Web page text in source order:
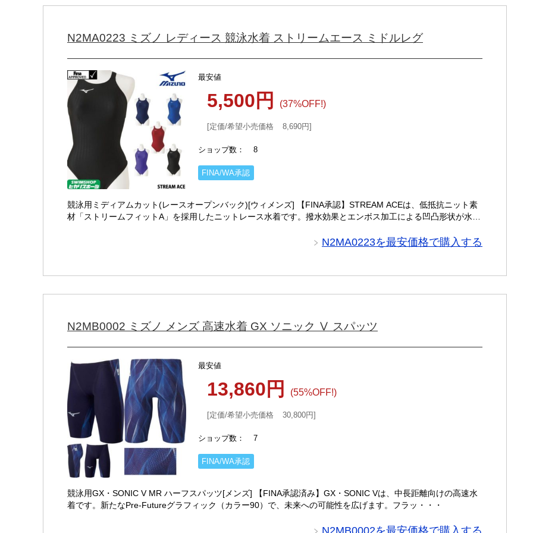
N2MA0223 ミズノ レディース 競泳水着 ストリームエース ミドルレグ
最安値
5,500円 (37%OFF!)
定価/希望小売価格 8,690円
ショップ数 8
FINA/WA承認
競泳用ミディアムカット(レースオープンバック)[ウィメンズ] 【FINA承認】STREAM ACEは、低抵抗ニット素
材「ストリームフィットA」を採用したニットレース水着です。撥水効果とエンボス加工による凹凸形状が水の
N2MA0223を最安価格で購入する
N2MB0002 ミズノ メンズ 高速水着 GX ソニック Ⅴ スパッツ
最安値
13,860円 (55%OFF!)
定価/希望小売価格 30,800円
ショップ数 7
FINA/WA承認
競泳用GX・SONIC V MR ハーフスパッツ[メンズ] 【FINA承認済み】GX・SONIC Vは、中長距離向けの高速水
着です。新たなPre-Futureグラフィック（カラー90）で、未来への可能性を広げます。フラッ・・・
N2MB0002を最安価格で購入する